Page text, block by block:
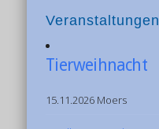
Veranstaltungen
Tierweihnacht
15.11.2026 Moers